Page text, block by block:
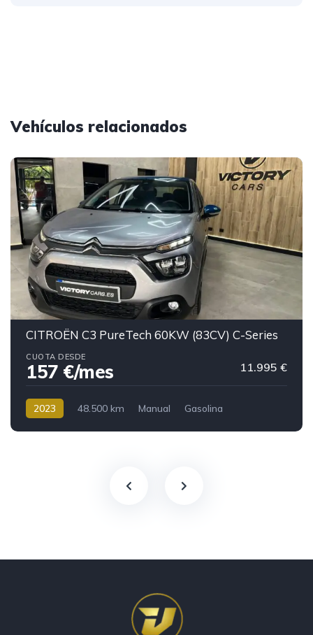
Vehículos relacionados
CITROËN C3 PureTech 60KW (83CV) C-Series
CUOTA DESDE
157 €/mes 11.995 €
2023 48.500 km Manual
Gasolina